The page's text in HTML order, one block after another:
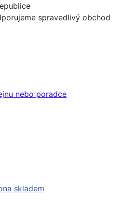
spravedlivý obchod
nebo poradce